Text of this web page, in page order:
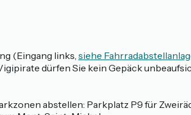
(Eingang links, siehe
dürfen Sie kein Gepäck
abstellen: Parkplatz P9 für